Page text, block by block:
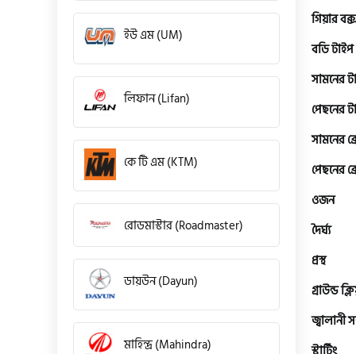
ইউ এম (UM)
লিফান (Lifan)
কে টি এম (KTM)
রোডমাস্টার (Roadmaster)
ডায়উন (Dayun)
মাহিন্দ্র (Mahindra)
গিয়ার
বডি টাইপ
সামনের
পেছনের
সামনের
পেছনের
ওজন
দৈর্ঘ্য
প্রস্থ
গ্রাউন্ড
জ্বালানী